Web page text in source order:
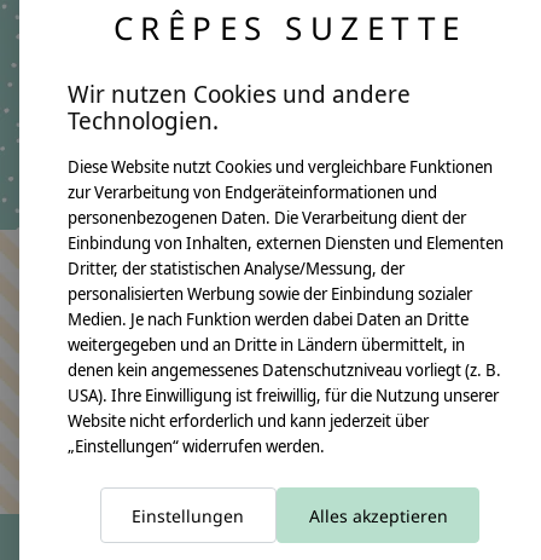
*Inkl. MwSt. zzgl.
Versandkosten
Schultüte
*Inkl. MwSt. zzgl.
Versandkosten
Bleiben Sie in Kontakt
Keine Sorge, wir übertreiben es nicht
CRÊPES SUZETTE
Wir nutzen Cookies und andere
Technologien.
Diese Website nutzt Cookies und vergleichbare Funktionen
zur Verarbeitung von Endgeräteinformationen und
personenbezogenen Daten. Die Verarbeitung dient der
Einbindung von Inhalten, externen Diensten und Elementen
Dritter, der statistischen Analyse/Messung, der
personalisierten Werbung sowie der Einbindung sozialer
Medien. Je nach Funktion werden dabei Daten an Dritte
weitergegeben und an Dritte in Ländern übermittelt, in
denen kein angemessenes Datenschutzniveau vorliegt (z. B.
USA). Ihre Einwilligung ist freiwillig, für die Nutzung unserer
Website nicht erforderlich und kann jederzeit über
„Einstellungen“ widerrufen werden.
Einstellungen Alles akzeptieren